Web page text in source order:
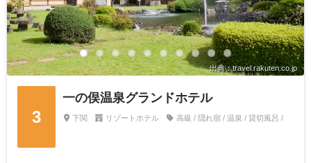
出典：travel.rakuten.co.jp
3
一の俣温泉グランドホテル
下関 リゾートホテル 高級 / 隠れ宿 / 温泉 / 貸切風呂 /